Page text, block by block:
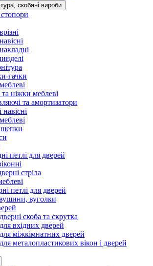
скобяні вироби
гачки
ніжки меблеві
та амортизатори
петлі для дверей
стріла
петлі для дверей
вуголки
скоба та скрутка
вхідних дверей
міжкімнатних дверей
металопластикових вікон і дверей